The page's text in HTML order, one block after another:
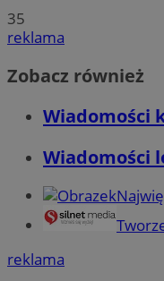
35
reklama
Zobacz również
Wiadomości
Wiadomości
reklama